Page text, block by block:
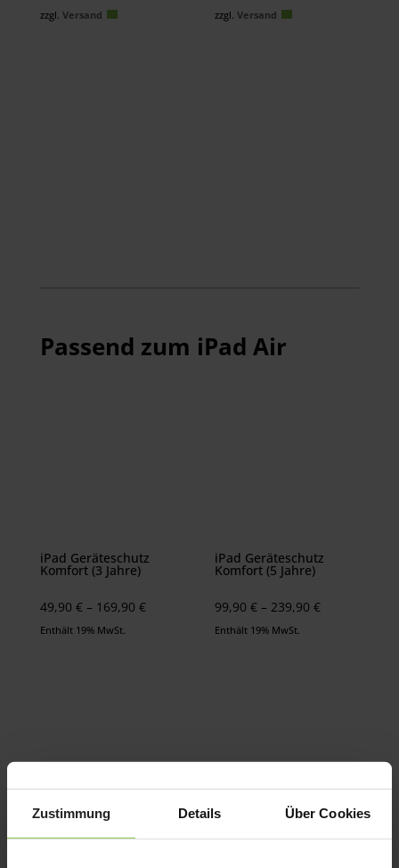
Zustimmung Details Über Cookies
zzgl. Versand
zzgl.Versand
Passend zum iPad Air
iPad Geräteschutz
Komfort (3 Jahre)
49,90 € – 169,90 €Preisspanne:
Enthält 19% MwSt.
iPad Geräteschutz
Komfort (5 Jahre)
99,90€ – 239,90€Preisspanne:
Enthält 19% MwSt.